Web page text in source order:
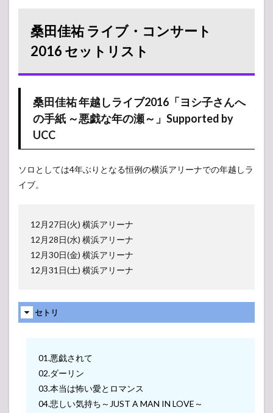
桑田佳祐 ライブ・コンサート
2016 セットリスト
桑田佳祐 年越しライブ2016「ヨシ子さんへ
の手紙 ～悪戯な年の瀬～」Supported by
UCC
ソロとしては4年ぶりとなる恒例の横浜アリーナでの年越しラ
イブ。
12月27日(火) 横浜アリーナ
12月28日(水) 横浜アリーナ
12月30日(金) 横浜アリーナ
12月31日(土) 横浜アリーナ
セトリ
01.悪戯されて
02.ダーリン
03.本当は怖い愛とロマンス
04.悲しい気持ち～JUST A MAN IN LOVE～